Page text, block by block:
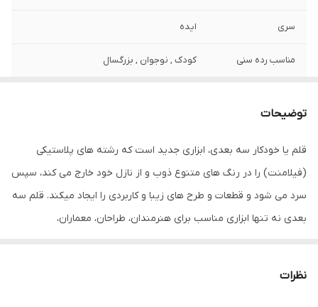
سری ایده
مناسب رده سنی کودک , نوجوان , بزرگسال
ابعاد 200x50x150 میلی‌متر
توضیحات
قلم یا خودکار سه بعدی، ابزاری جدید است که رشته های پلاستیکی
(فیلامنت) را در رنگ های متنوع ذوب و از نازل خود خارج می کند، سپس
سرد می شود و قطعات و طرح های زیبا و کاربردی را ایجاد میکند. قلم سه
بعدی نه تنها ابزاری مناسب برای هنرمندان، طراحان، معماران،
استفاده از الگوهای ذهنتان می توانید آثاری جذاب و فوق العاده خلق
نظرات